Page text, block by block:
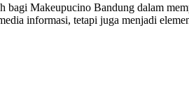
bagi Makeupucino Bandung dalam
informasi, tetapi juga menjadi